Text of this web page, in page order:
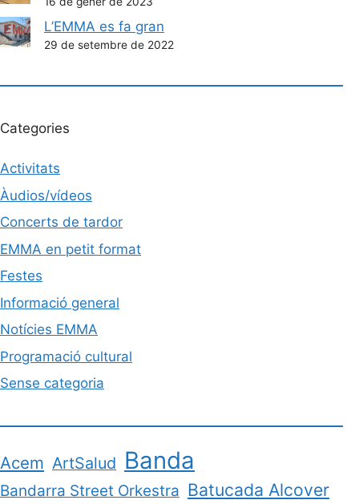
L’EMMA es fa gran
29 de setembre de 2022
Categories
Activitats
Àudios/vídeos
Concerts de tardor
EMMA en petit format
Festes
Informació general
Notícies EMMA
Programació cultural
Sense categoria
Acem ArtSalud Banda
Bandarra Street Orkestra Batucada Alcover